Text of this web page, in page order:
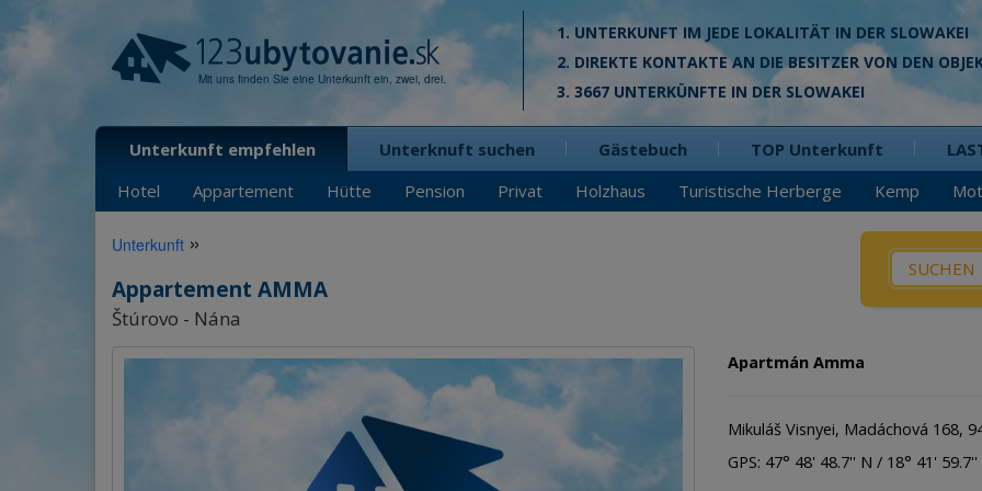
Mit uns finden Sie eine Unterkunft ein, zwei, drei.
1. UNTERKUNFT IM JEDE LOKALITÄT IN DER SLOWAKEI
2. DIREKTE KONTAKTE AN DIE BESITZER VON DEN
3. 3667 UNTERKÜNFTE IN DER SLOWAKEI
Unterkunft empfehlen
Hotel
Appartement Hütte Pension Privat Holzhaus Turistische Herberge Kemp
Unterknuft suchen Gästebuch TOP Unterkunft
Was? /
Unterkunft »
Appartement AMMA
Štúrovo - Nána
Apartmán Amma
Mikuláš Visnyei, Madáchová 168,
GPS: 47° 48' 48.7'' N / 18° 41' 59.7''